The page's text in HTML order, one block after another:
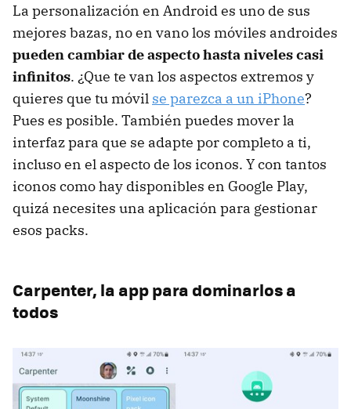
La personalización en Android es uno de sus
mejores bazas, no en vano los móviles androides
pueden cambiar de aspecto hasta niveles casi
infinitos. ¿Que te van los aspectos extremos y
quieres que tu móvil se parezca a un iPhone?
Pues es posible. También puedes mover la
interfaz para que se adapte por completo a ti,
incluso en el aspecto de los iconos. Y con tantos
iconos como hay disponibles en Google Play,
quizá necesites una aplicación para gestionar
esos packs.
Carpenter, la app para dominarlos a
todos